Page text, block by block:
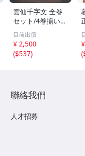
雲仙千字文 全巻
セット/4巻揃い
天・地・玄・黄
函入 大型本 BK
1166
目前出價
¥ 2,500
($537)
(
(
聯絡我們
人才招募